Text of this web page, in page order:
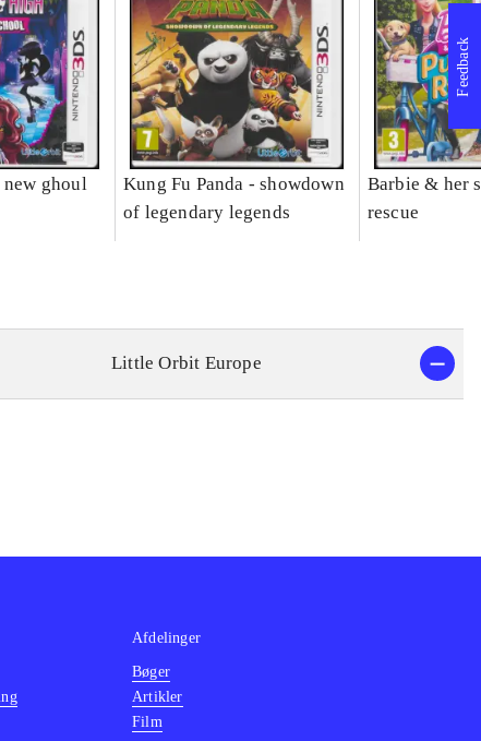
ghoul
Kung Fu Panda - showdown
of legendary legends
Barbie & her
rescue
Little Orbit Europe
Feedback
Afdelinger
Bøger
Artikler
Film